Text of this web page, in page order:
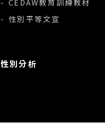
- CEDAW教育訓練教材
- 性別平等文宣
性別分析